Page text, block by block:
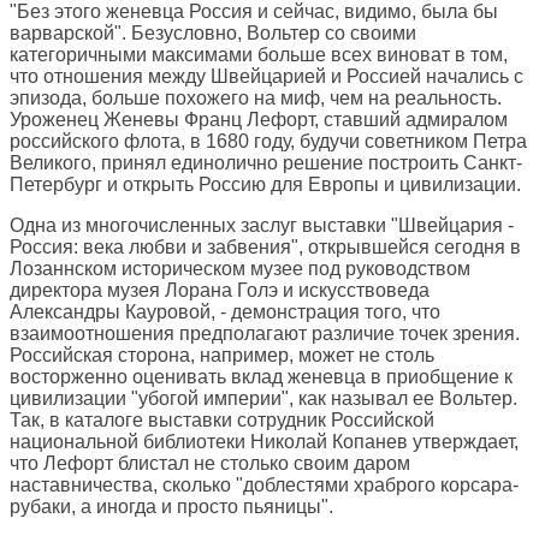
"Без этого женевца Россия и сейчас, видимо, была бы
варварской". Безусловно, Вольтер со своими
категоричными максимами больше всех виноват в том,
что отношения между Швейцарией и Россией начались с
эпизода, больше похожего на миф, чем на реальность.
Уроженец Женевы Франц Лефорт, ставший адмиралом
российского флота, в 1680 году, будучи советником Петра
Великого, принял единолично решение построить Санкт-
Петербург и открыть Россию для Европы и цивилизации.
Одна из многочисленных заслуг выставки "Швейцария -
Россия: века любви и забвения", открывшейся сегодня в
Лозаннском историческом музее под руководством
директора музея Лорана Голэ и искусствоведа
Александры Кауровой, - демонстрация того, что
взаимоотношения предполагают различие точек зрения.
Российская сторона, например, может не столь
восторженно оценивать вклад женевца в приобщение к
цивилизации "убогой империи", как называл ее Вольтер.
Так, в каталоге выставки сотрудник Российской
национальной библиотеки Николай Копанев утверждает,
что Лефорт блистал не столько своим даром
наставничества, сколько "доблестями храброго корсара-
рубаки, а иногда и просто пьяницы".